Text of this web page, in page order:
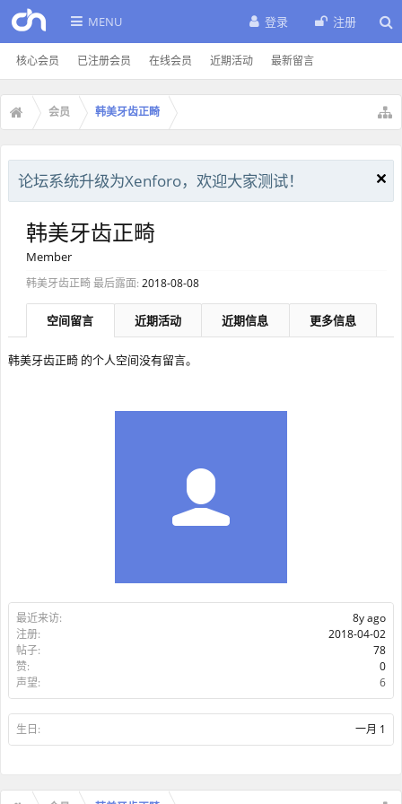
MENU
核心会员 已注册会员 在线会员 近期活动 最新留言
登录 注册
会员 韩美牙齿正畸
论坛系统升级为Xenforo，欢迎大家测试！
最近来访:
8y ago
注册:
2018-04-02
帖子:
78
赞:
0
声望:
6
生日: 一月 1
韩美牙齿正畸
Member
韩美牙齿正畸 最后露面: 2018-08-08
空间留言 近期活动 近期信息 更多信息
韩美牙齿正畸 的个人空间没有留言。